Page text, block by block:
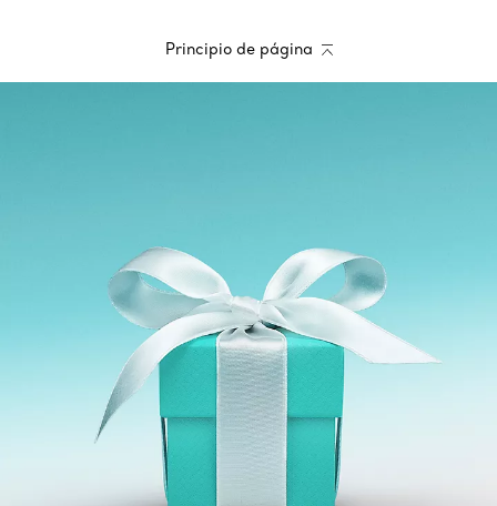
Principio de página